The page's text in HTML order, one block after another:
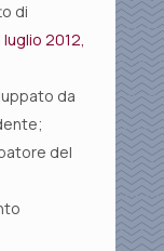
di
2012,
da
del